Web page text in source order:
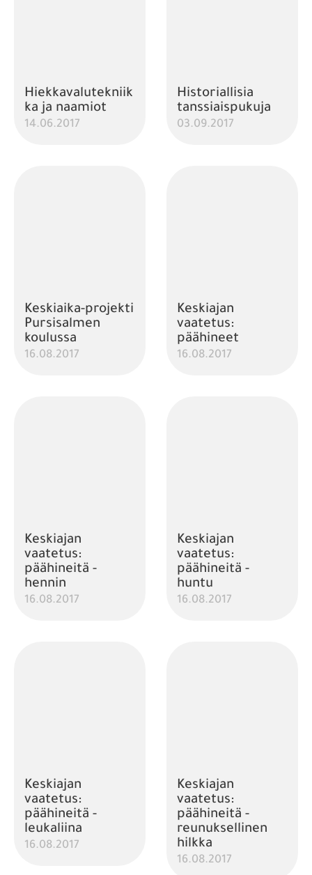
Hiekkavalutekniik
ka ja naamiot
14.06.2017
Historiallisia
tanssiaispukuja
03.09.2017
Keskiaika-projekti
Pursisalmen
koulussa
16.08.2017
Keskiajan
vaatetus:
päähineet
16.08.2017
Keskiajan
vaatetus:
päähineitä -
hennin
16.08.2017
Keskiajan
vaatetus:
päähineitä -
huntu
16.08.2017
Keskiajan
vaatetus:
päähineitä -
leukaliina
16.08.2017
Keskiajan
vaatetus:
päähineitä -
reunuksellinen
hilkka
16.08.2017